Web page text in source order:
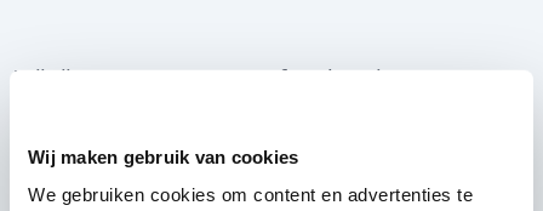
Wij maken gebruik van cookies
We gebruiken cookies om content en advertenties te
Wij zijn partner van 100-en feestlocaties